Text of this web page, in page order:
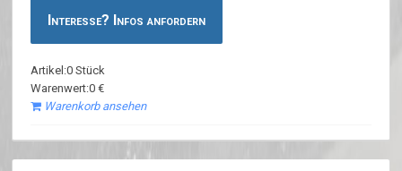
Interesse? Infos anfordern
Artikel:0 Stück
Warenwert:0 €
Warenkorb ansehen